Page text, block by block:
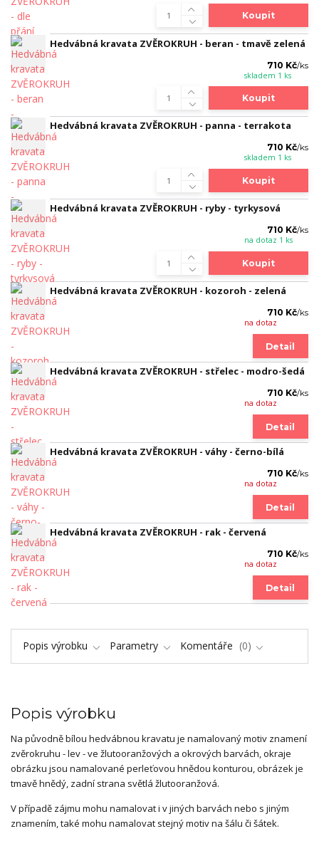
Koupit
Hedvábná kravata ZVĚROKRUH - beran - tmavě zelená
710 Kč/ks
skladem 1 ks
Koupit
Hedvábná kravata ZVĚROKRUH - panna - terrakota
710 Kč/ks
skladem 1 ks
Koupit
Hedvábná kravata ZVĚROKRUH - ryby - tyrkysová
710 Kč/ks
na dotaz 1 ks
Koupit
Hedvábná kravata ZVĚROKRUH - kozoroh - zelená
710 Kč/ks
na dotaz
Detail
Hedvábná kravata ZVĚROKRUH - střelec - modro-šedá
710 Kč/ks
na dotaz
Detail
Hedvábná kravata ZVĚROKRUH - váhy - černo-bílá
710 Kč/ks
na dotaz
Detail
Hedvábná kravata ZVĚROKRUH - rak - červená
710 Kč/ks
na dotaz
Detail
Popis výrobku Parametry Komentáře 0
Popis výrobku
Na původně bílou hedvábnou kravatu je namalovaný motiv znamení
zvěrokruhu - lev - ve žlutooranžových a okrových barvách, okraje
obrázku jsou namalované perleťovou hnědou konturou, obrázek je
tmavě hnědý, zadní strana světlá žlutooranžová.
V případě zájmu mohu namalovat i v jiných barvách nebo s jiným
znamením, také mohu namalovat stejný motiv na šálu či šátek.